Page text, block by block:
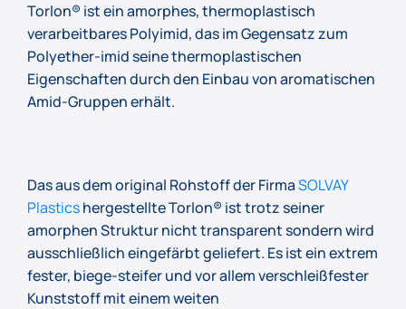
Torlon® ist ein amorphes, thermoplastisch
verarbeitbares Polyimid, das im Gegensatz zum
Polyether-imid seine thermoplastischen
Eigenschaften durch den Einbau von aromatischen
Amid-Gruppen erhält.
Das aus dem original Rohstoff der FirmaSOLVAY
Plasticshergestellte Torlon® ist trotz seiner
amorphen Struktur nicht transparent sondern wird
ausschließlich eingefärbt geliefert. Es ist ein extrem
fester, biege-steifer und vor allem verschleißfester
Kunststoff mit einem weiten